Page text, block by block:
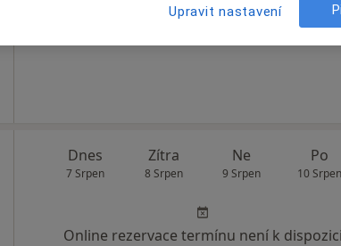
Dnes
7 Srpen
Zítra
8 Srpen
Ne
9 Srpen
Po
10 Srpen
Online rezervace termínu není k dispozici
Upravit nastavení